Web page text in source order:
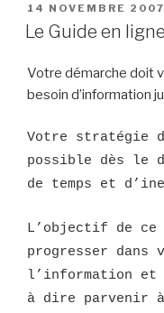
PUBLIÉ
LE
14 NOVEMBRE 2007
Le Guide en
Votre démarche doit
besoin d’information
Votre stratégie
possible dès le
de temps et
L’objectif de
progresser dans
l’information et
à dire parvenir